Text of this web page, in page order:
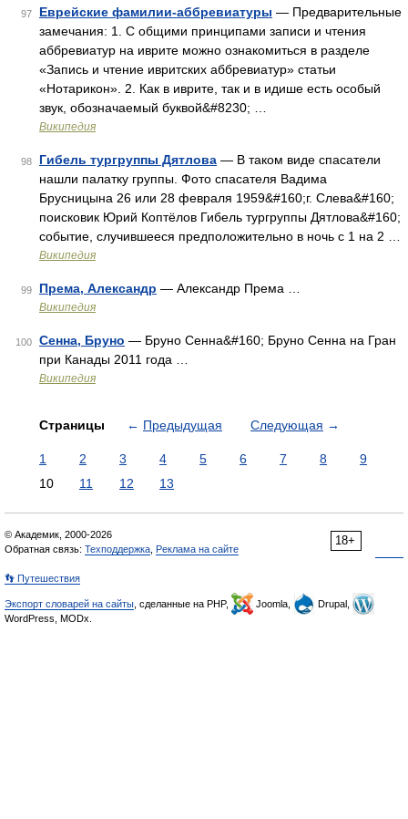
97 Еврейские фамилии-аббревиатуры — Предварительные
замечания: 1. С общими принципами записи и чтения
аббревиатур на иврите можно ознакомиться в разделе
«Запись и чтение ивритских аббревиатур» статьи
«Нотарикон». 2. Как в иврите, так и в идише есть особый
звук, обозначаемый буквой&#8230; …
Википедия
98 Гибель тургруппы Дятлова — В таком виде спасатели
нашли палатку группы. Фото спасателя Вадима
Брусницына 26 или 28 февраля 1959&#160;г. Слева&#160;
поисковик Юрий Коптёлов Гибель тургруппы Дятлова&#160;
событие, случившееся предположительно в ночь с 1 на 2 …
Википедия
99 Према, Александр — Александр Према …
Википедия
100 Сенна, Бруно — Бруно Сенна&#160; Бруно Сенна на Гран
при Канады 2011 года …
Википедия
Страницы ← Предыдущая Следующая →
1 2 3 4 5 6 7 8
9
10
11 12 13
18+
© Академик, 2000-2026
Обратная связь: Техподдержка Реклама на сайте
👣 Путешествия
Экспорт словарей на сайты , сделанные на PHP, Joomla,
Drupal,
WordPress, MODx.